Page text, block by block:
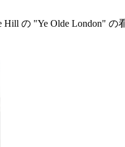
Hill の "Ye Olde London"